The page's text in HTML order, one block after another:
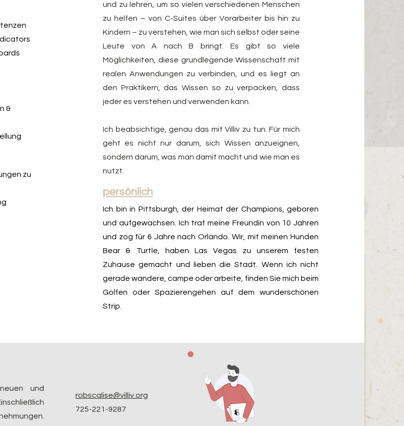
&
zu
und zu lehren, um so vielen verschiedenen Menschen
zu helfen – von C-Suites über Vorarbeiter bis hin zu
Kindern – zu verstehen, wie man sich selbst oder seine
Leute von A nach B bringt. Es gibt so viele
Möglichkeiten, diese grundlegende Wissenschaft mit
realen Anwendungen zu verbinden, und es liegt an
den Praktikern, das Wissen so zu verpacken, dass
jeder es verstehen und verwenden kann.
Ich beabsichtige, genau das mit Villiv zu tun. Für mich
geht es nicht nur darum, sich Wissen anzueignen,
sondern darum, was man damit macht und wie man es
nutzt.
persönlich
Ich bin in Pittsburgh, der Heimat der Champions, geboren
und aufgewachsen. Ich traf meine Freundin von 10 Jahren
und zog für 6 Jahre nach Orlando. Wir, mit meinen Hunden
Bear & Turtle, haben Las Vegas zu unserem festen
Zuhause gemacht und lieben die Stadt. Wenn ich nicht
gerade wandere, campe oder arbeite, finden Sie mich beim
Golfen oder Spazierengehen auf dem wunderschönen
Strip.
und
robscalise@villiv.org
725-221-9287